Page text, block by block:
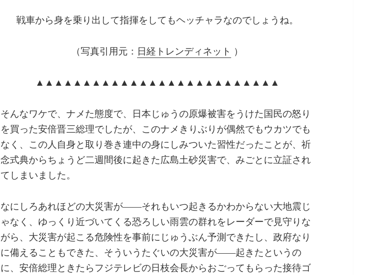
戦車から身を乗り出して指揮をしてもヘッチャラなのでしょうね。
（写真引用元： 日経トレンディネット ）
▲▲▲▲▲▲▲▲▲▲▲▲▲▲▲▲▲▲▲▲▲▲▲▲▲▲
そんなワケで、ナメた態度で、日本じゅうの原爆被害をうけた国民の怒り
を買った安倍晋三総理でしたが、このナメきりぶりが偶然でもウカツでも
なく、この人自身と取り巻き連中の身にしみついた習性だったことが、祈
念式典からちょうど二週間後に起きた広島土砂災害で、みごとに立証され
てしまいました。
なにしろあれほどの大災害が――それもいつ起きるかわからない大地震じ
ゃなく、ゆっくり近づいてくる恐ろしい雨雲の群れをレーダーで見守りな
がら、大災害が起こる危険性を事前にじゅうぶん予測できたし、政府なり
に備えることもできた、そういうたぐいの大災害が――起きたというの
に、安倍総理ときたらフジテレビの日枝会長からおごってもらった接待ゴ